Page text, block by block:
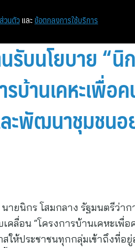
หน้าแรก ท่องเที่ยว
รับนโยบาย “นิ
บ้านเคหะเพื่อ
ะพัฒนาชุมช
ายนิกร โสมกลาง รัฐมนตรีว่า
ลื่อน “โครงการบ้านเคหะเพื่
ให้ประชาชนทุกกลุ่มเข้าถึงที่
วนตัว และ ข้อตกลงการใช้บริการ